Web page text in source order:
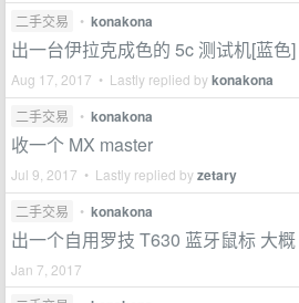
二手交易
• konakona
出一台伊拉克成色的 5c 测试机[蓝色
Aug 17, 2017 • Lastly replied bykonakona
二手交易 • konakona
收一个 MX master
Jul 9, 2017 • Lastly replied byzetary
二手交易 • konakona
出一个自用罗技 T630 蓝牙鼠标 大
Jan 7, 2017